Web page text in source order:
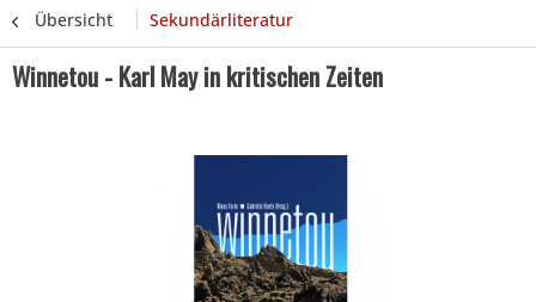
Übersicht Sekundärliteratur
Winnetou - Karl May in kritischen Zeiten